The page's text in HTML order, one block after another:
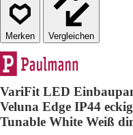
Vergleichen
VariFit LED
Veluna Edge IP44
Tunable White Weiß